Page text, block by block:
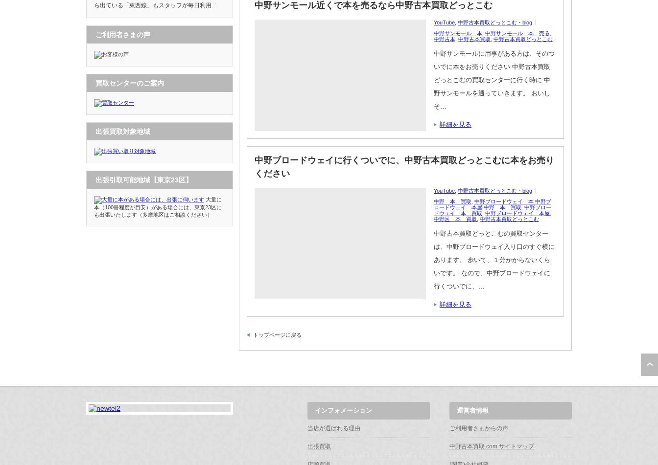
中野サンモール近くで本を売るなら中野古本買取どっとこむ
YouTube 中野古本買取どっとこむ・blog
中野サンモール 本 中野サンモール 本 売る
中野古本 中野古本買取 中野古本買取どっとこむ
中野サンモールに用事がある方は、そのつ
いでに本をお売りください 中野古本買取
どっとこむの買取センターに行く時に 中
野サンモールを通っていきます。 おいし
そ…
詳細を見る
中野ブロードウェイに行くついでに、中野古本買取どっとこむに本をお売り
ください
YouTube 中野古本買取どっとこむ・blog
中野 本 買取 中野ブロードウェイ 本 中野ブ
ロードウェイ 本屋 中野 本 買取 中野ブロー
ドウェイ 本 買取 中野ブロードウェイ 本屋
中野区 本 買取 中野古本買取どっとこむ
中野古本買取どっとこむの買取センター
は、中野ブロードウェイ入り口のすぐ横に
あります。 歩いて、１分かからないくら
いです。 なので、中野ブロードウェイに
行くついでに、…
詳細を見る
トップページに戻る
ら出ている「東西線」もスタッフが毎日利用…
ご利用者さまの声
買取センターのご案内
出張買取対象地域
出張引取可能地域【東京23区】
大量に
本（100冊程度が目安）がある場合には、東京23区に
も出張いたします（多摩地区はご相談ください）
インフォメーション
当店が選ばれる理由
出張買取
運営者情報
ご利用者さまからの声
中野古本買取.com サイトマップ